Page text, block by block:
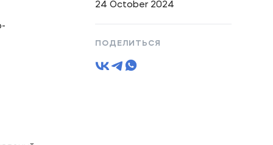
24 October 2024
ПОДЕЛИТЬСЯ